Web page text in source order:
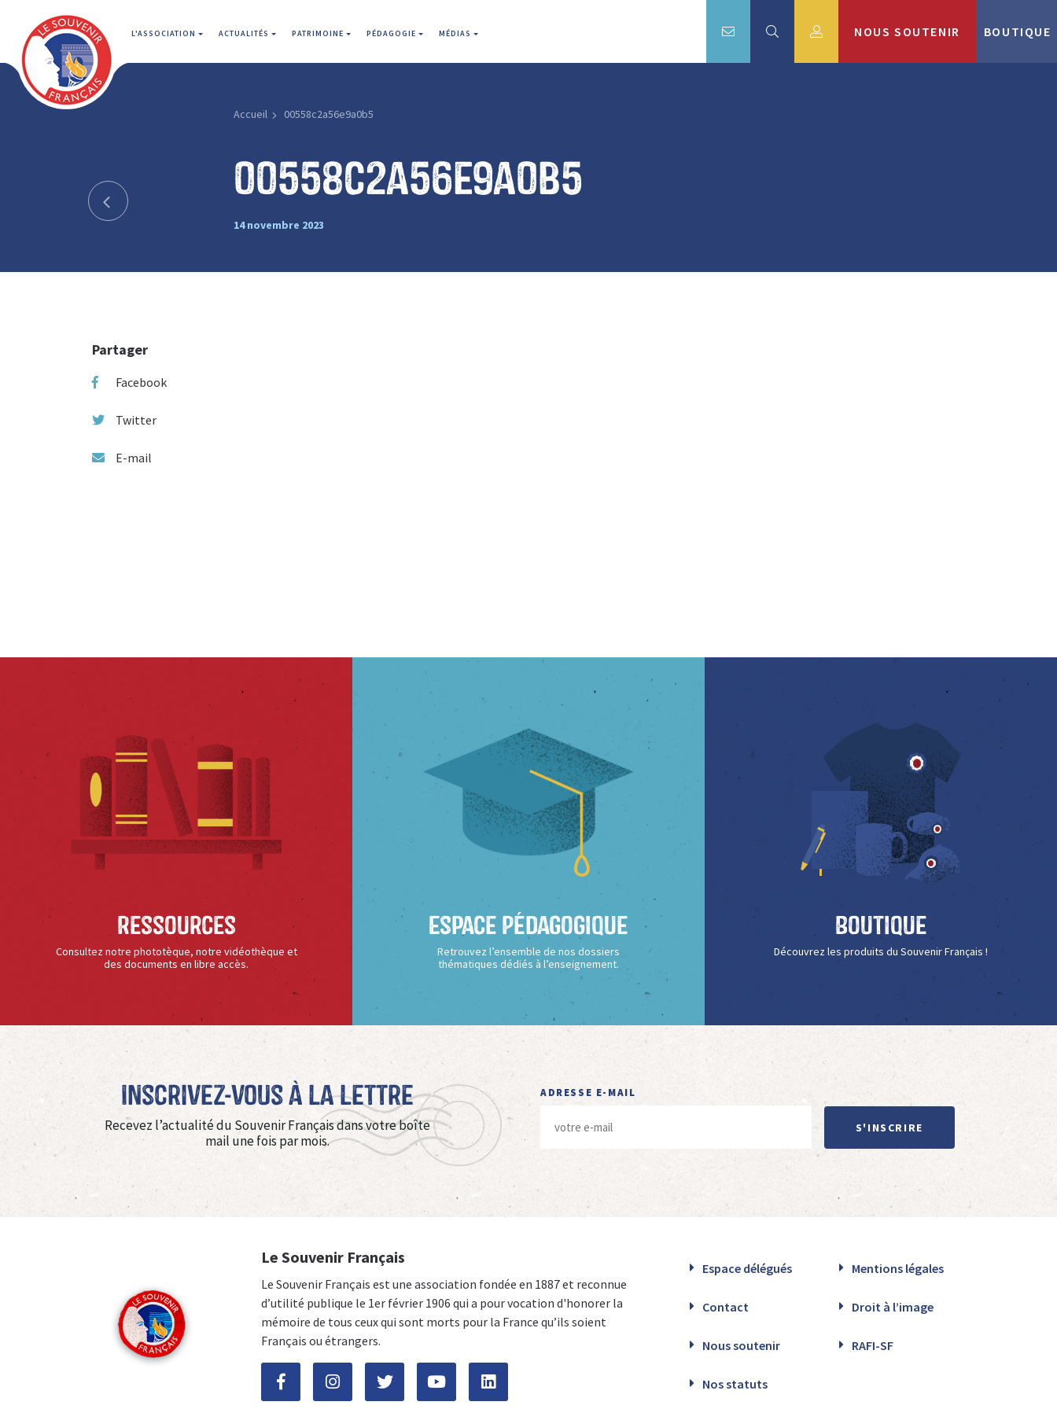
L'ASSOCIATION ACTUALITÉS PATRIMOINE PÉDAGOGIE MÉDIAS NOUS SOUTENIR BOUTIQUE
Accueil 00558c2a56e9a0b5
00558c2a56e9a0b5
14 novembre 2023
Partager
Facebook
Twitter
E-mail
Ressources
Consultez notre phototèque, notre vidéothèque et
des documents en libre accès.
Espace Pédagogique
Retrouvez l’ensemble de nos dossiers
thématiques dédiés à l’enseignement.
Boutique
Découvrez les produits du Souvenir Français !
Inscrivez-vous à La Lettre
Recevez l’actualité du Souvenir Français dans votre boîte
mail une fois par mois.
ADRESSE E-MAIL
S'INSCRIRE
Le Souvenir Français
Le Souvenir Français est une association fondée en 1887 et reconnue
d’utilité publique le 1er février 1906 qui a pour vocation d'honorer la
mémoire de tous ceux qui sont morts pour la France qu’ils soient
Français ou étrangers.
Espace délégués Mentions légales
Contact Droit à l’image
Nous soutenir RAFI-SF
Nos statuts